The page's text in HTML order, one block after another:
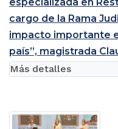
cargo de la Rama
impacto importante
país”, magistrada
Más detalles